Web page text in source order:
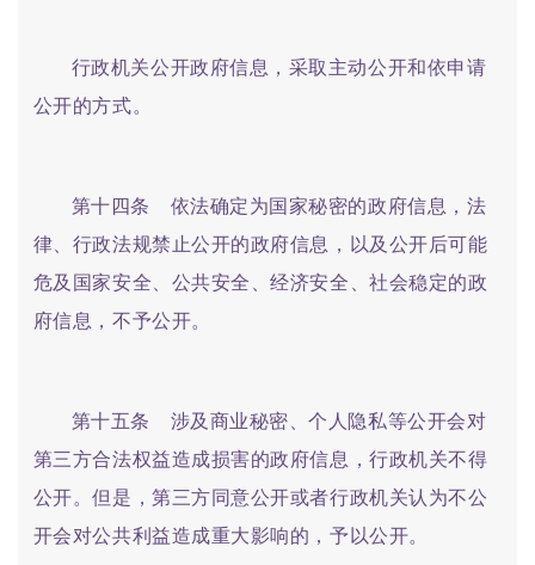
行政机关公开政府信息，采取主动公开和依申请
公开的方式。
第十四条 依法确定为国家秘密的政府信息，法
律、行政法规禁止公开的政府信息，以及公开后可能
危及国家安全、公共安全、经济安全、社会稳定的政
府信息，不予公开。
第十五条 涉及商业秘密、个人隐私等公开会对
第三方合法权益造成损害的政府信息，行政机关不得
公开。但是，第三方同意公开或者行政机关认为不公
开会对公共利益造成重大影响的，予以公开。